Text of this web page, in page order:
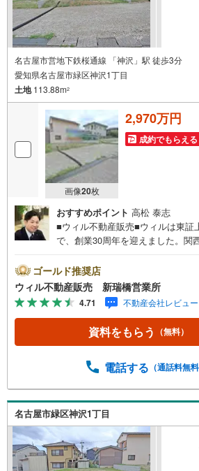
名古屋市営地下鉄桜通線 「神沢」駅 徒歩3分
愛知県名古屋市緑区神沢1丁目
土地113.88m2
画像20枚
2,970万円
成約でもらえる
おすすめポイント 高松 泰志
■ウィル不動産販売■ウィルは東証
で、創業30周年を迎えました。関
です。新瑞橋駅から徒歩1分の店舗
おむつ替えスペースを完備してお
も安心してご利用いただけます。●
へ●弊社では平日にご内覧や契約を
に、「平日会員制度」という割
す。●お仕事で忙しい方へ●午前
間外でのご内覧にも対応いたしま
弊社は定休日なく営業しており、
す。弊社で掲載している物件以外
で、一度ご相談ください。●その他
件に関することはもちろん、住宅
フォームに関することなど、お住
でもお気軽にご相談ください。
ゴールド推奨店
ウィル不動産販売 新瑞橋営業所
4.71 不動産会社レビュ
資料をもらう （無料）
電話する （通話料無料
名古屋市緑区神沢1丁目